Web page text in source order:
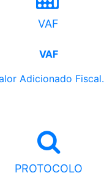
VAF
VAF
Adicionado Fiscal.
PROTOCOLO